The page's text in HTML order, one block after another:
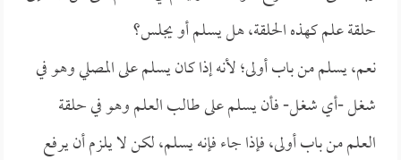
حلقة علم كهذه الحلقة، هل يسلم أو يجلس؟
نعم، يسلم من باب أولى؛ لأنه إذا كان يسلم على المصلي وهو في
شغل -أي شغل- فأن يسلم على طالب العلم وهو في حلقة
العلم من باب أولى، فإذا جاء فإنه يسلم، لكن لا يلزم أن يرفع